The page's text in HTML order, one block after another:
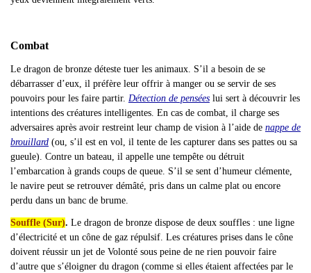
Combat
Le dragon de bronze déteste tuer les animaux. S’il a besoin de se
débarrasser d’eux, il préfère leur offrir à manger ou se servir de ses
pouvoirs pour les faire partir. Détection de pensées lui sert à découvrir les
intentions des créatures intelligentes. En cas de combat, il charge ses
adversaires après avoir restreint leur champ de vision à l’aide de nappe de
brouillard (ou, s’il est en vol, il tente de les capturer dans ses pattes ou sa
gueule). Contre un bateau, il appelle une tempête ou détruit
l’embarcation à grands coups de queue. S’il se sent d’humeur clémente,
le navire peut se retrouver démâté, pris dans un calme plat ou encore
perdu dans un banc de brume.
Souffle (Sur). Le dragon de bronze dispose de deux souffles : une ligne
d’électricité et un cône de gaz répulsif. Les créatures prises dans le cône
doivent réussir un jet de Volonté sous peine de ne rien pouvoir faire
d’autre que s’éloigner du dragon (comme si elles étaient affectées par le